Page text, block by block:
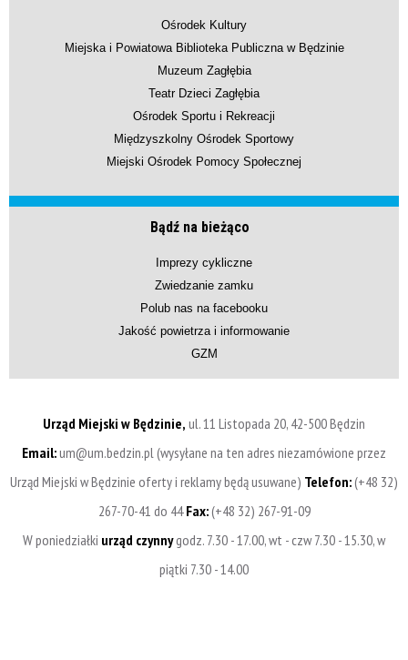
Ośrodek Kultury
Miejska i Powiatowa Biblioteka Publiczna w Będzinie
Muzeum Zagłębia
Teatr Dzieci Zagłębia
Ośrodek Sportu i Rekreacji
Międzyszkolny Ośrodek Sportowy
Miejski Ośrodek Pomocy Społecznej
Bądź na bieżąco
Imprezy cykliczne
Zwiedzanie zamku
Polub nas na facebooku
Jakość powietrza i informowanie
GZM
Urząd Miejski w Będzinie, ul. 11 Listopada 20, 42-500 Będzin
Email:um@um.bedzin.pl (wysyłane na ten adres niezamówione przez
Urząd Miejski w Będzinie oferty i reklamy będą usuwane) Telefon:(+48 32)
267-70-41 do 44Fax:(+48 32) 267-91-09
W poniedziałki urząd czynnygodz. 7.30 - 17.00, wt - czw 7.30 - 15.30, w
piątki 7.30 - 14.00